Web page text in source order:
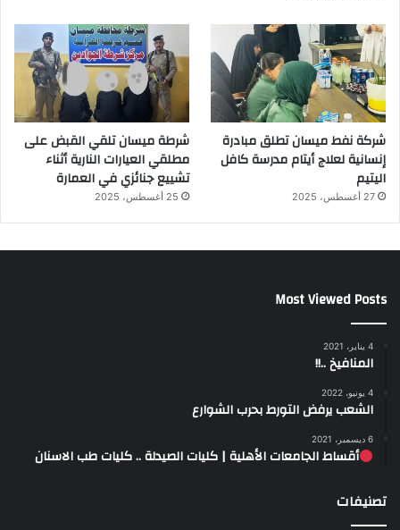
شركة نفط ميسان تطلق مبادرة
إنسانية لعلاج أيتام مدرسة كافل
اليتيم
27 أغسطس، 2025
شرطة ميسان تلقي القبض على
مطلقي العيارات النارية أثناء
تشييع جنائزي في العمارة
25 أغسطس، 2025
Most Viewed Posts
4 يناير، 2021
المنافيخ ..!!
4 يونيو، 2022
الشعب يرفض التورط بحرب الشوارع
6 ديسمبر، 2021
أقساط الجامعات الأهلية | كليات الصيدلة .. كليات طب الاسنان
تصنيفات